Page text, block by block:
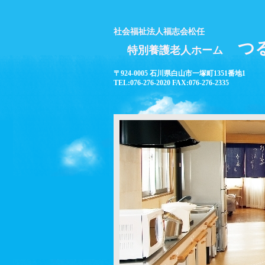
社会福祉法人福志会松任
特別養護老人ホーム つ
〒924-0005 石川県白山市一塚町1351番地1
TEL:076-276-2020 FAX:076-276-2335